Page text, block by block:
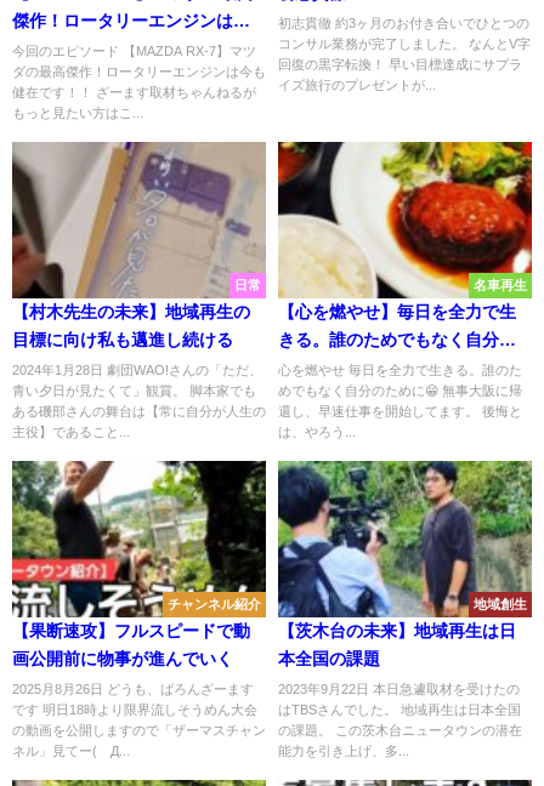
傑作！ロータリーエンジンは今
も健在です！！
今回のエピソード 【MAZDA RX-7】マツ
ダの最高傑作！ロータリーエンジンは今も
健在です！！ ざーます取材ちゃんねるが
もっと見たい方はこ...
初志貫徹 約3ヶ月のお付き合いでひとつの
コンサル業務が完了しました。 なんとV字
回復の黒字転換！ 早い目標達成にサプラ
イズ旅行のプレゼントが...
日常
【村木先生の未来】地域再生の
目標に向け私も邁進し続ける
2024年1月28日 劇団WAO!さんの「ただ、
青い夕日が見たくて」観賞。 脚本家でも
ある磯部さんの舞台は【常に自分が人生の
主役】であること...
名車再生
【心を燃やせ】毎日を全力で生
きる。誰のためでもなく自分の
ために
心を燃やせ 毎日を全力で生きる。誰のた
めでもなく自分のために😁 無事大阪に帰
還し、早速仕事を開始してます。 後悔と
は、やろう...
チャンネル紹介
【果断速攻】フルスピードで動
画公開前に物事が進んでいく
2025月8月26日 どうも、ばろんざーます
です 明日18時より限界流しそうめん大会
の動画を公開しますので「ザーマスチャン
ネル」見てー(´Д...
地域創生
【茨木台の未来】地域再生は日
本全国の課題
2023年9月22日 本日急遽取材を受けたの
はTBSさんでした。 地域再生は日本全国
の課題。 この茨木台ニュータウンの潜在
能力を引き上げ、多...